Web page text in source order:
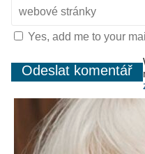
Yes, add me to your